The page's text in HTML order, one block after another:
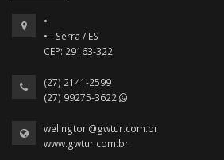
•
• - Serra / ES
CEP: 29163-322
(27) 2141-2599
(27) 99275-3622
welington@gwtur.com.br
www.gwtur.com.br